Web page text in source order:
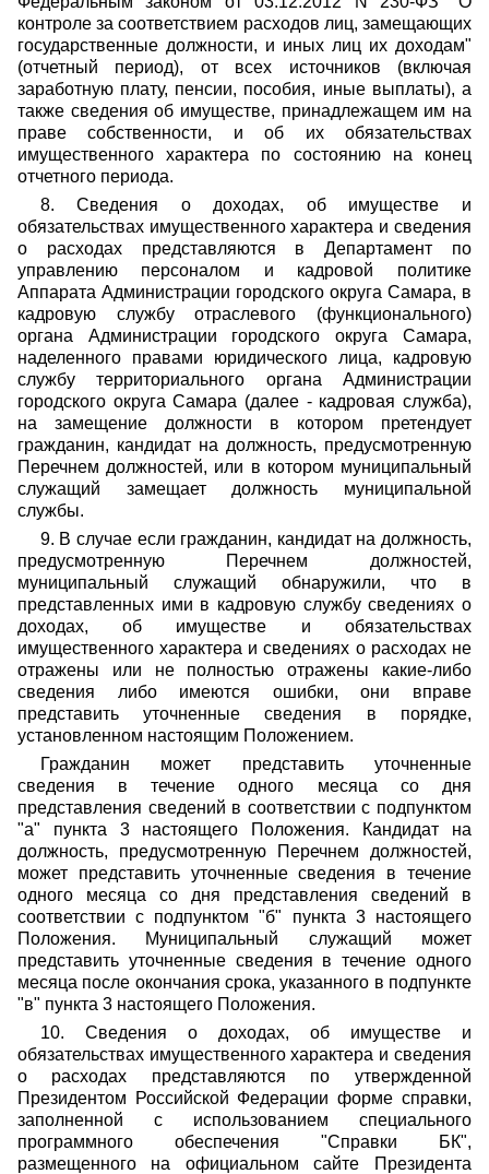
контроле за соответствием расходов лиц, замещающих
государственные должности, и иных лиц их доходам"
(отчетный период), от всех источников (включая
заработную плату, пенсии, пособия, иные выплаты), а
также сведения об имуществе, принадлежащем им на
праве собственности, и об их обязательствах
имущественного характера по состоянию на конец
отчетного периода.
8. Сведения о доходах, об имуществе и
обязательствах имущественного характера и сведения
о расходах представляются в Департамент по
управлению персоналом и кадровой политике
Аппарата Администрации городского округа Самара, в
кадровую службу отраслевого (функционального)
органа Администрации городского округа Самара,
наделенного правами юридического лица, кадровую
службу территориального органа Администрации
городского округа Самара (далее - кадровая служба),
на замещение должности в котором претендует
гражданин, кандидат на должность, предусмотренную
Перечнем должностей, или в котором муниципальный
служащий замещает должность муниципальной
службы.
9. В случае если гражданин, кандидат на должность,
предусмотренную Перечнем должностей,
муниципальный служащий обнаружили, что в
представленных ими в кадровую службу сведениях о
доходах, об имуществе и обязательствах
имущественного характера и сведениях о расходах не
отражены или не полностью отражены какие-либо
сведения либо имеются ошибки, они вправе
представить уточненные сведения в порядке,
установленном настоящим Положением.
Гражданин может представить уточненные
сведения в течение одного месяца со дня
представления сведений в соответствии с подпунктом
"а" пункта 3 настоящего Положения. Кандидат на
должность, предусмотренную Перечнем должностей,
может представить уточненные сведения в течение
одного месяца со дня представления сведений в
соответствии с подпунктом "б" пункта 3 настоящего
Положения. Муниципальный служащий может
представить уточненные сведения в течение одного
месяца после окончания срока, указанного в подпункте
"в" пункта 3 настоящего Положения.
10. Сведения о доходах, об имуществе и
обязательствах имущественного характера и сведения
о расходах представляются по утвержденной
Президентом Российской Федерации форме справки,
заполненной с использованием специального
программного обеспечения "Справки БК",
размещенного на официальном сайте Президента